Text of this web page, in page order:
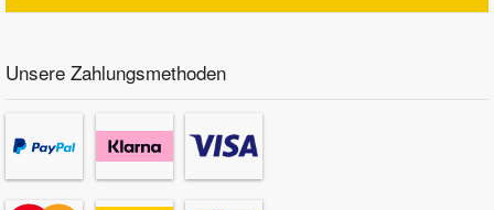
Unsere Zahlungsmethoden